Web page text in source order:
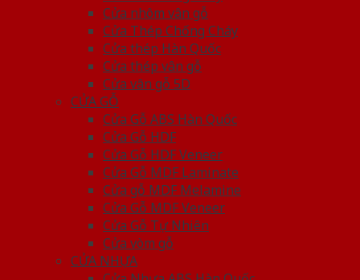
Cửa nhôm vân gỗ
Cửa Thép Chống Cháy
Cửa thép Hàn Quốc
Cửa thép vân gỗ
Cửa vân gỗ 5D
CỬA GỖ
Cửa Gỗ ABS Hàn Quốc
Cửa Gỗ HDF
Cửa Gỗ HDF Veneer
Cửa Gỗ MDF Laminate
Cửa gỗ MDF Melamine
Cửa Gỗ MDF Veneer
Cửa Gỗ Tự Nhiên
Cửa vòm gỗ
CỬA NHỰA